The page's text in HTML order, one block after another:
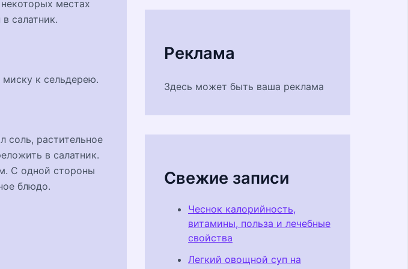
местах
салатник.
к сельдерею.
соль, растительное
в салатник.
С одной стороны
блюдо.
Реклама
Здесь может быть ваша реклама
Свежие записи
Чеснок калорийность,
витамины, польза и лечебные
свойства
Легкий овощной суп на